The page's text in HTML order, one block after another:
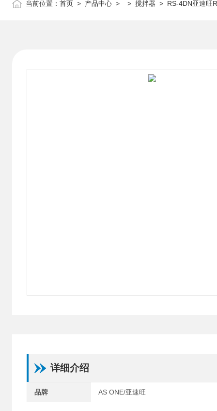
当前位置： 首页 > 产品中心 > > 搅拌器 > RS-4DN亚速旺
详细介绍
品牌 AS ONE/亚速旺